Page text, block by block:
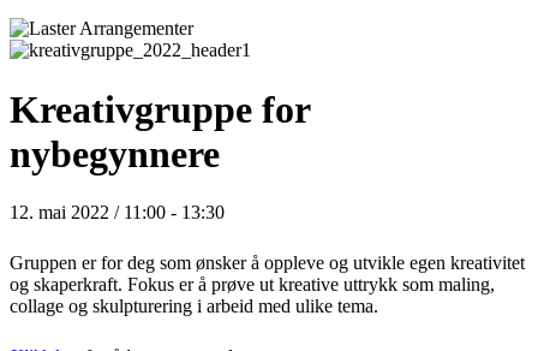
Kreativgruppe for
nybegynnere
12. mai 2022 / 11:00 - 13:30
Gruppen er for deg som ønsker å oppleve og utvikle egen kreativitet
og skaperkraft. Fokus er å prøve ut kreative uttrykk som maling,
collage og skulpturering i arbeid med ulike tema.